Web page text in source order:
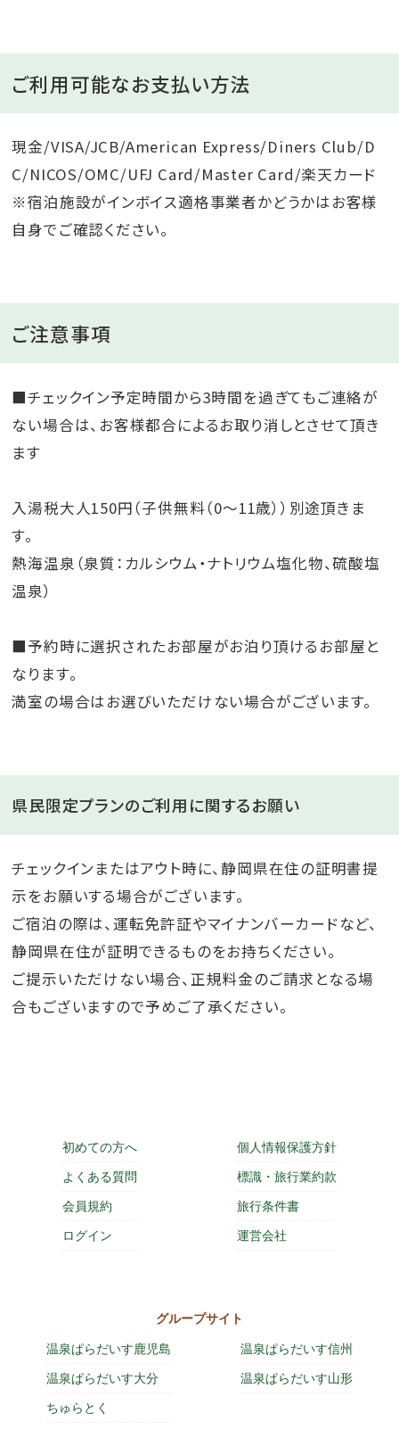
ご利用可能なお支払い方法
現金/VISA/JCB/American Express/Diners Club/D
C/NICOS/OMC/UFJ Card/Master Card/楽天カード
※宿泊施設がインボイス適格事業者かどうかはお客様
自身でご確認ください。
ご注意事項
■チェックイン予定時間から3時間を過ぎてもご連絡が
ない場合は、お客様都合によるお取り消しとさせて頂き
ます
入湯税大人150円（子供無料（0～11歳））別途頂きま
す。
熱海温泉（泉質：カルシウム・ナトリウム塩化物、硫酸塩
温泉）
■予約時に選択されたお部屋がお泊り頂けるお部屋と
なります。
満室の場合はお選びいただけない場合がございます。
県民限定プランのご利用に関するお願い
チェックインまたはアウト時に、静岡県在住の証明書提
示をお願いする場合がございます。
ご宿泊の際は、運転免許証やマイナンバーカードなど、
静岡県在住が証明できるものをお持ちください。
ご提示いただけない場合、正規料金のご請求となる場
合もございますので予めご了承ください。
初めての方へ
よくある質問
会員規約
ログイン
個人情報保護方針
標識・旅行業約款
旅行条件書
運営会社
グループサイト
温泉ぱらだいす鹿児島
温泉ぱらだいす大分
ちゅらとく
温泉ぱらだいす信州
温泉ぱらだいす山形